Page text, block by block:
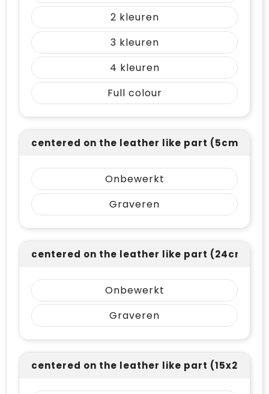
2
3
4
Full colour
centered on the leather like part (5cm²)
Onbewerkt
Graveren
centered on the leather like part (24cm²)
Onbewerkt
Graveren
centered on the leather like part